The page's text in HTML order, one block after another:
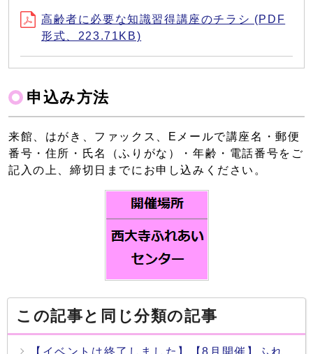
高齢者に必要な知識習得講座のチラシ (PDF
形式、223.71KB)
申込み方法
来館、はがき、ファックス、Eメールで講座名・郵便
番号・住所・氏名（ふりがな）・年齢・電話番号をご
記入の上、締切日までにお申し込みください。
この記事と同じ分類の記事
【イベントは終了しました】【8月開催】ふれ